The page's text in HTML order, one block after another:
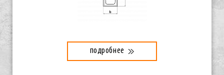
подробнее